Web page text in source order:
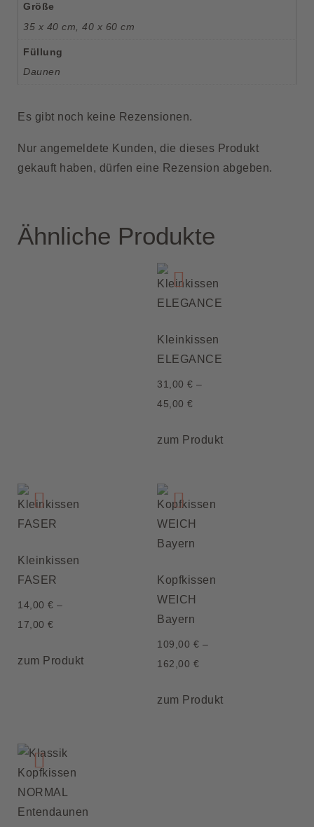
Größe
35 x 40 cm ,40 x 60 cm
Füllung
Daunen
Es gibt noch keine Rezensionen.
Nur angemeldete Kunden, die dieses Produkt
gekauft haben, dürfen eine Rezension abgeben.
Ähnliche Produkte
Kleinkissen
ELEGANCE
31,00 € –
45,00 €
zum Produkt
Kleinkissen
FASER
14,00 € –
17,00 €
zum Produkt
Kopfkissen
WEICH
Bayern
109,00 € –
162,00 €
zum Produkt